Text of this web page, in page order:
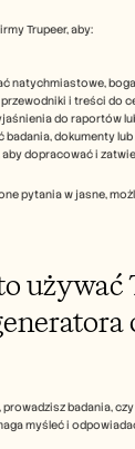
Trupeer, aby:
natychmiastowe,
i treści do
do raportów
dokumenty lub
dopracować i
pytania w jasne,
używać
prowadzisz badania,
myśleć i